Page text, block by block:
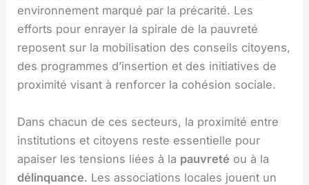
environnement marqué par la précarité. Les
efforts pour enrayer la spirale de la pauvreté
reposent sur la mobilisation des conseils citoyens,
des programmes d’insertion et des initiatives de
proximité visant à renforcer la cohésion sociale.
Dans chacun de ces secteurs, la proximité entre
institutions et citoyens reste essentielle pour
apaiser les tensions liées à la pauvreté ou à la
délinquance. Les associations locales jouent un